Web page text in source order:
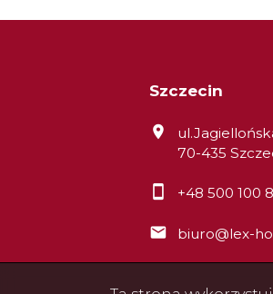
Szczecin
70-435
+48 500 100
biuro@lex-